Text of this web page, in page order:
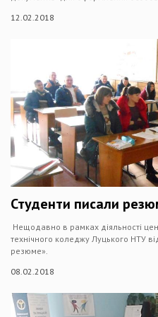
12.02.2018
Студенти писали
Нещодавно в рамках діяльності
технічного коледжу Луцького НТУ
резюме».
08.02.2018